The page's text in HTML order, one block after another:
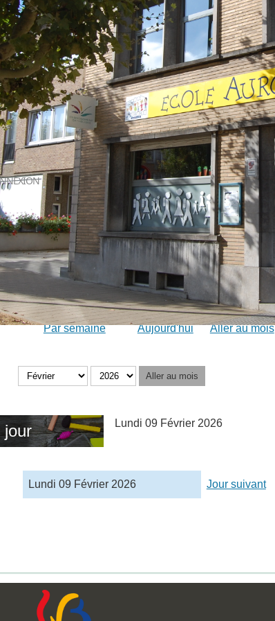
Calendrier
Par semaine Aujourd'hui Aller au mois
Aller au mois
jour Lundi 09 Février 2026
Lundi 09 Février 2026 Jour suivant